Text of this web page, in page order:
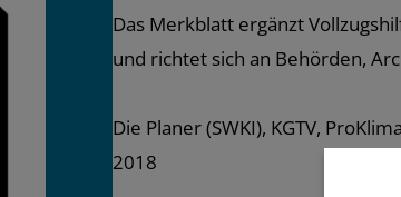
Das Merkblatt ergänzt
und richtet sich an Behörden,
Die Planer (SWKI), KGTV,
2018